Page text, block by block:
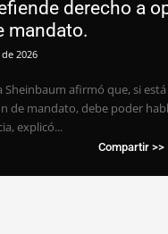
derecho a
mandato.
2026
Sheinbaum afirmó que, si
de mandato, debe poder
explicó...
Compartir >>